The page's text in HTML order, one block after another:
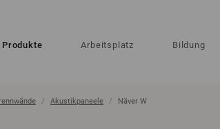
Produkte Arbeitsplatz Bildung
Akustikpaneele Näver W